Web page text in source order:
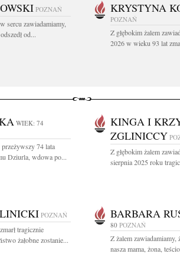
POZNAŃ
sercu zawiadamiamy,
od...
KRYSTYNA
POZNAŃ
Z głębokim żalem
2026 w wieku 93 lat
WIEK: 74
74 lata
Dziurla, wdowa po...
KINGA I
ZGLINICCY
Z głębokim żalem
sierpnia 2025 roku
POZNAŃ
tragicznie
żałobne zostanie...
BARBARA
80 POZNAŃ
Z żalem zawiadamiamy,
nasza mama, żona,